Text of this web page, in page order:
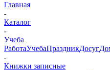
Главная
-
Каталог
-
Учеба
РаботаУчебаПраздникДосуг
-
Книжки записные